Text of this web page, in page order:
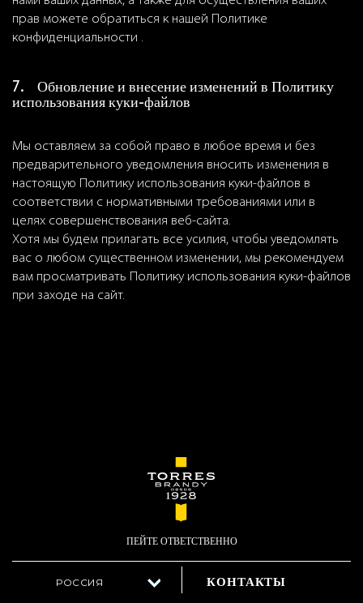
прав можете обратиться к нашей Политике
конфиденциальности .
7. Обновление и внесение изменений в Политику
использования куки-файлов
Мы оставляем за собой право в любое время и без
предварительного уведомления вносить изменения в
настоящую Политику использования куки-файлов в
соответствии с нормативными требованиями или в
целях совершенствования веб-сайта.
Хотя мы будем прилагать все усилия, чтобы уведомлять
вас о любом существенном изменении, мы рекомендуем
вам просматривать Политику использования куки-файлов
при заходе на сайт.
ПЕЙТЕ ОТВЕТСТВЕННО
РОССИЯ КОНТАКТЫ